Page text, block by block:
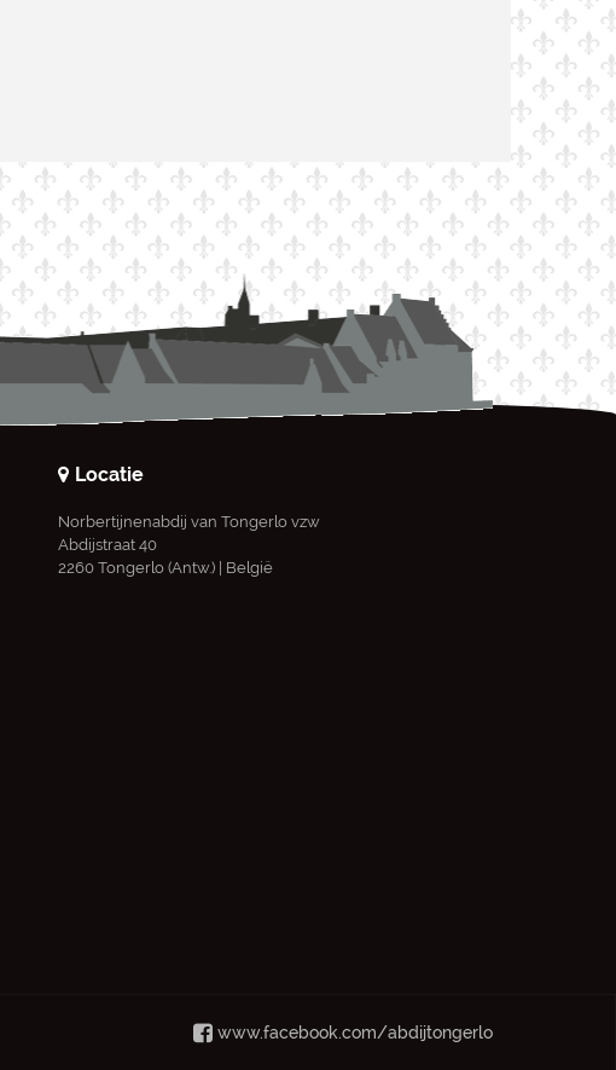
Locatie
Norbertijnenabdij van Tongerlo vzw
Abdijstraat 40
2260 Tongerlo (Antw.) | België
www.facebook.com/abdijtongerlo